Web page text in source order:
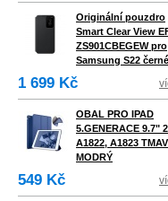
Originální pouzdro
Smart Clear View
ZS901CBEGEW pro
Samsung S22 černé
1 699 Kč
OBAL PRO IPAD
5.GENERACE 9.7"
A1822, A1823
MODRÝ
549 Kč